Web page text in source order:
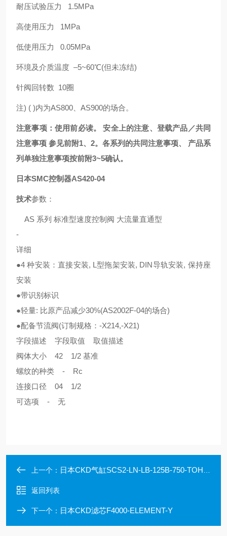
耐压试验压力 1.5MPa
高使用压力 1MPa
低使用压力 0.05MPa
环境及介质温度 –5~60℃(但未冻结)
针阀回转数 10圈
注) ( )内为AS800、AS900的场合。
注意事项：使用前必读。 安全上的注意、登载产品／共同
注意事项 参见前附1、2。各系列的共同注意事项、 产品系
列单独注意事项按前附3~5确认。
日本SMC控制器AS420-04
技术参数：
AS 系列 标准型速度控制阀 大流量直通型
-
详细
●4 种安装：直接安装, L型拖架安装, DIN导轨安装, 保持座
安装
●带识别标识
●轻量: 比原产品减少30%(AS2002F-04的场合)
●配备节流阀(订制规格：-X214,-X21)
字段描述 字段取值 取值描述
阀体大小 42 1/2 基准
螺纹的种类 - Rc
连接口径 04 1/2
可选项 - 无
上一个： 日本CKD气缸SCS2-LN-LB-125B-750-TOH-D-G
返回列表
下一个： 日本CKD滤芯F4000-ELEMENT-Y